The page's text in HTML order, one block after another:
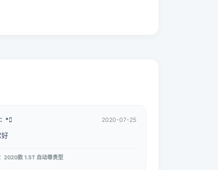
* 2020-07-25
好
2020款 1.5T 自动尊贵型